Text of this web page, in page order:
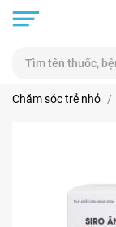
Chăm sóc trẻ nhỏ